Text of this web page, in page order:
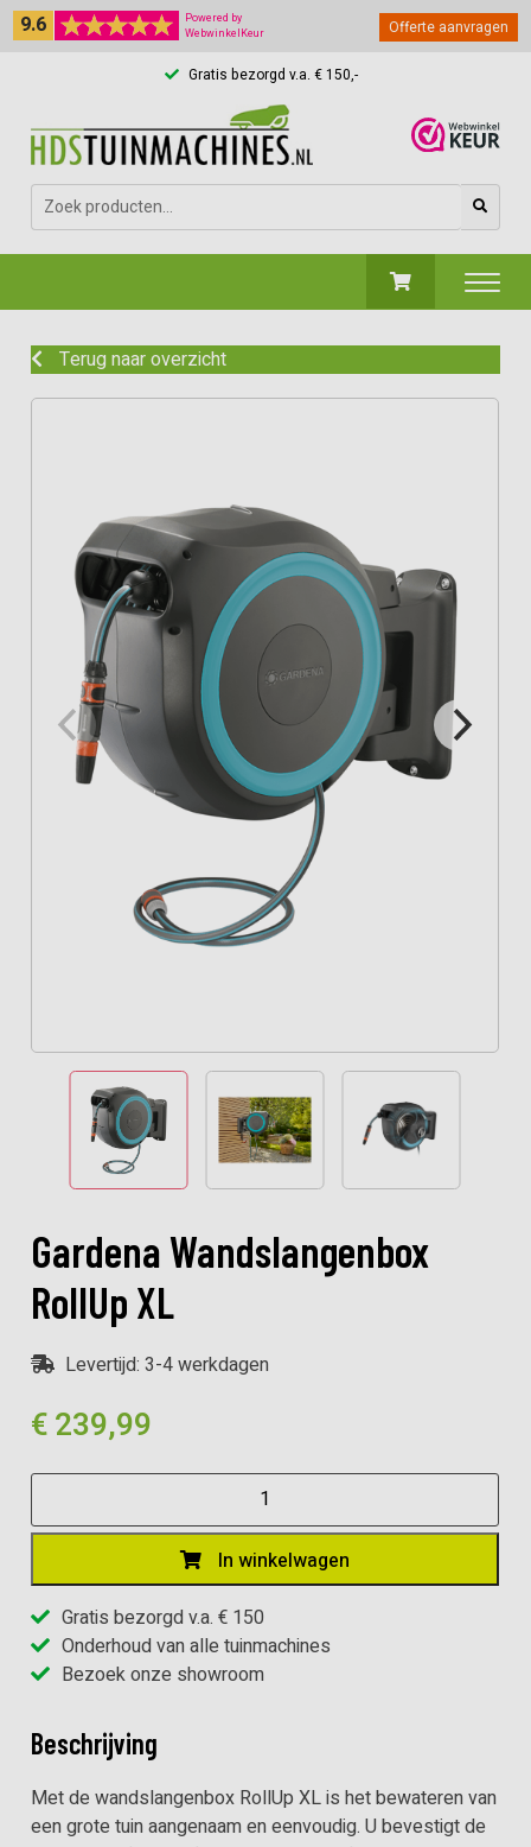
Gratis bezorgd v.a. € 150,-
9.6
Powered by
WebwinkelKeur
Offerte aanvragen
Zoeken
naar:
Terug naar overzicht
Gardena Wandslangenbox
RollUp XL
Levertijd: 3-4 werkdagen
€239,99
Gardena
RollUp
In winkelwagen
Gratis bezorgd v.a. € 150
Onderhoud van alle tuinmachines
Bezoek onze showroom
Beschrijving
Met de wandslangenbox RollUp XL is het bewateren van
een grote tuin aangenaam en eenvoudig. U bevestigt de